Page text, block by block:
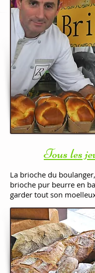
Tous les
La brioche du
brioche pur beurre en
garder tout son